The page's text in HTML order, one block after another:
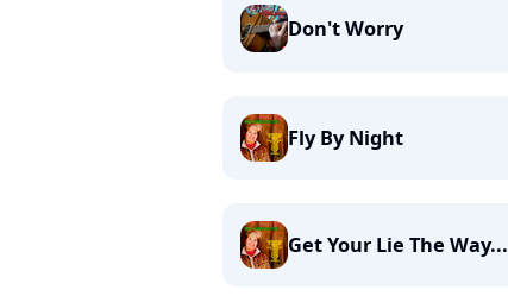
Don't Worry
Fly By Night
Get Your Lie The Way...